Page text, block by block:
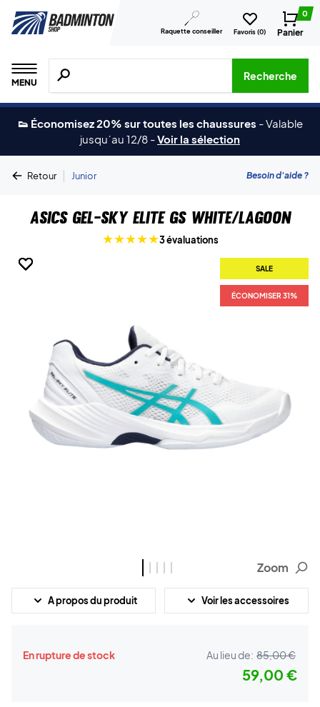
Raquette conseiller Favoris (0)
0
Panier
MENU
Recherche de produits, de marques, etc.
Recherche
👟 Économisez 20% sur toutes les chaussures -Valable
jusqu´au 12/8 -Voir la sélection
Retour | Junior Besoin d'aide ?
Asics Gel-Sky Elite GS White/Lagoon
3 évaluations
SALE
ÉCONOMISER 31%
SALE
ÉCONOMISER 31%
SALE
ÉCONOMISER 31%
SALE
ÉCONOMISER 31%
SALE
ÉCONOMISER 31%
Zoom
A propos du produit Voir les accessoires
En rupture de stock Au lieu de: 85,00 €
59,00 €